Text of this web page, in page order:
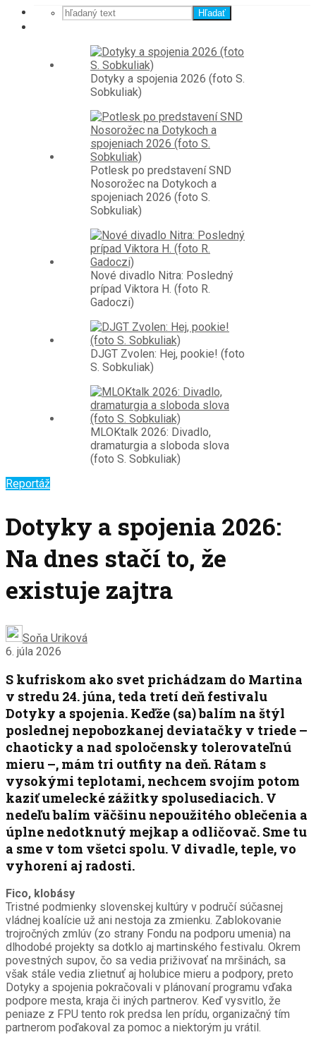
Hľadať
Dotyky a spojenia 2026 (foto S.
Sobkuliak)
Potlesk po predstavení SND
Nosorožec na Dotykoch a
spojeniach 2026 (foto S.
Sobkuliak)
Nové divadlo Nitra: Posledný
prípad Viktora H. (foto R.
Gadoczi)
DJGT Zvolen: Hej, pookie! (foto
S. Sobkuliak)
MLOKtalk 2026: Divadlo,
dramaturgia a sloboda slova
(foto S. Sobkuliak)
Reportáž
Dotyky a spojenia 2026:
Na dnes stačí to, že
existuje zajtra
Soňa Uriková
6. júla 2026
S kufriskom ako svet prichádzam do Martina
v stredu 24. júna, teda tretí deň festivalu
Dotyky a spojenia. Keďže (sa) balím na štýl
poslednej nepobozkanej deviatačky v triede –
chaoticky a nad spoločensky tolerovateľnú
mieru –, mám tri outfity na deň. Rátam s
vysokými teplotami, nechcem svojím potom
kaziť umelecké zážitky spolusediacich. V
nedeľu balím väčšinu nepoužitého oblečenia a
úplne nedotknutý mejkap a odličovač. Sme tu
a sme v tom všetci spolu. V divadle, teple, vo
vyhorení aj radosti.
Fico, klobásy
Tristné podmienky slovenskej kultúry v područí súčasnej
vládnej koalície už ani nestoja za zmienku. Zablokovanie
trojročných zmlúv (zo strany Fondu na podporu umenia) na
dlhodobé projekty sa dotklo aj martinského festivalu. Okrem
povestných supov, čo sa vedia priživovať na mršinách, sa
však stále vedia zlietnuť aj holubice mieru a podpory, preto
Dotyky a spojenia pokračovali v plánovaní programu vďaka
podpore mesta, kraja či iných partnerov. Keď vysvitlo, že
peniaze z FPU tento rok predsa len prídu, organizačný tím
partnerom poďakoval za pomoc a niektorým ju vrátil.